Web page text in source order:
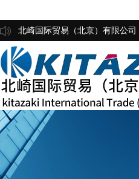
北崎国际贸易（北京）有限公司